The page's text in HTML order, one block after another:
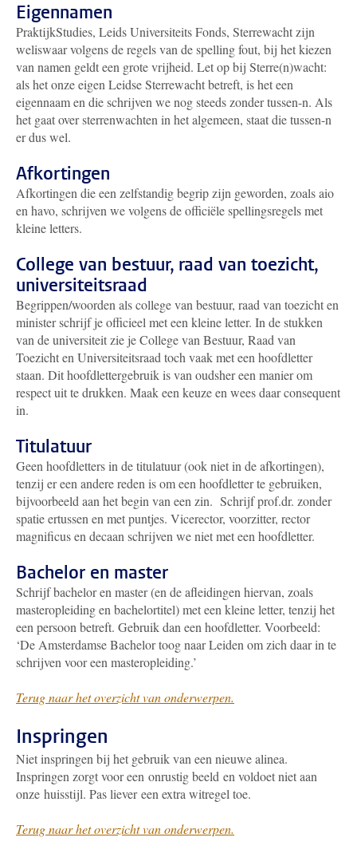
Eigennamen
PraktijkStudies, Leids Universiteits Fonds, Sterrewacht zijn
weliswaar volgens de regels van de spelling fout, bij het kiezen
van namen geldt een grote vrijheid. Let op bij Sterre(n)wacht:
als het onze eigen Leidse Sterrewacht betreft, is het een
eigennaam en die schrijven we nog steeds zonder tussen-n. Als
het gaat over sterrenwachten in het algemeen, staat die tussen-n
er dus wel.
Afkortingen
Afkortingen die een zelfstandig begrip zijn geworden, zoals aio
en havo, schrijven we volgens de officiële spellingsregels met
kleine letters.
College van bestuur, raad van toezicht,
universiteitsraad
Begrippen/woorden als college van bestuur, raad van toezicht en
minister schrijf je officieel met een kleine letter. In de stukken
van de universiteit zie je College van Bestuur, Raad van
Toezicht en Universiteitsraad toch vaak met een hoofdletter
staan. Dit hoofdlettergebruik is van oudsher een manier om
respect uit te drukken. Maak een keuze en wees daar consequent
in.
Titulatuur
Geen hoofdletters in de titulatuur (ook niet in de afkortingen),
tenzij er een andere reden is om een hoofdletter te gebruiken,
bijvoorbeeld aan het begin van een zin. Schrijf prof.dr. zonder
spatie ertussen en met puntjes. Vicerector, voorzitter, rector
magnificus en decaan schrijven we niet met een hoofdletter.
Bachelor en master
Schrijf bachelor en master (en de afleidingen hiervan, zoals
masteropleiding en bachelortitel) met een kleine letter, tenzij het
een persoon betreft. Gebruik dan een hoofdletter. Voorbeeld:
‘De Amsterdamse Bachelor toog naar Leiden om zich daar in te
schrijven voor een masteropleiding.’
Terug naar het overzicht van onderwerpen.
Inspringen
Niet inspringen bij het gebruik van een nieuwe alinea.
Inspringen zorgt voor een onrustig beeld en voldoet niet aan
onze huisstijl. Pas liever een extra witregel toe.
Terug naar het overzicht van onderwerpen.